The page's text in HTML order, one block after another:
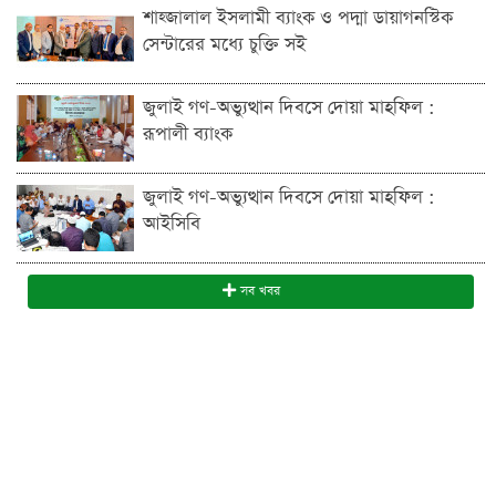
শাহ্জালাল ইসলামী ব্যাংক ও পদ্মা ডায়াগনস্টিক
সেন্টারের মধ্যে চুক্তি সই
জুলাই গণ-অভ্যুত্থান দিবসে দোয়া মাহফিল :
রূপালী ব্যাংক
জুলাই গণ-অভ্যুত্থান দিবসে দোয়া মাহফিল :
আইসিবি
সব খবর